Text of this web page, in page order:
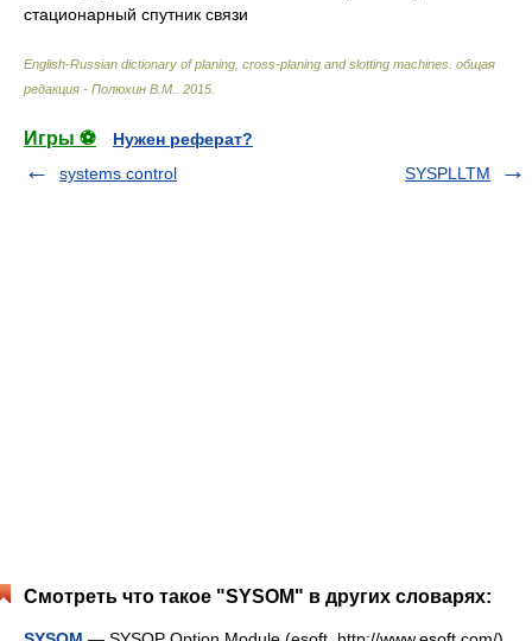
стационарный спутник связи
English-Russian dictionary of planing, cross-planing and slotting machines общая
редакция - Полюхин В.М.
2015
Игры ⚽
Нужен реферат?
systems control
SYSPLLTM
Смотреть что такое "SYSOM" в других словарях: